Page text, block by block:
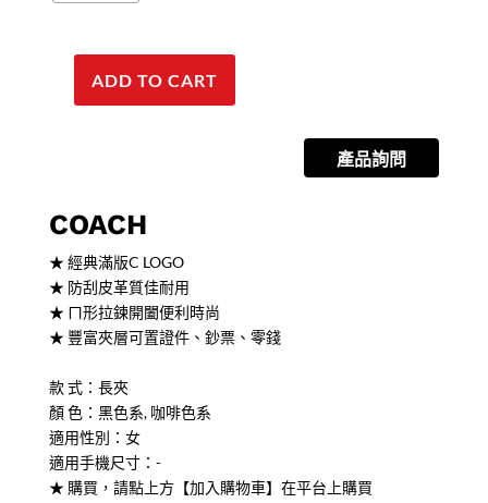
【COACH】
LOGO
滿
版
C
防
刮
革
飾
邊
拉
鍊
ADD TO CART
產品詢問
COACH
★ 經典滿版C LOGO
★ 防刮皮革質佳耐用
★ ㄇ形拉鍊開闔便利時尚
★ 豐富夾層可置證件、鈔票、零錢
款 式：長夾
顏 色：黑色系, 咖啡色系
適用性別：女
適用手機尺寸：-
★ 購買，請點上方【加入購物車】在平台上購買